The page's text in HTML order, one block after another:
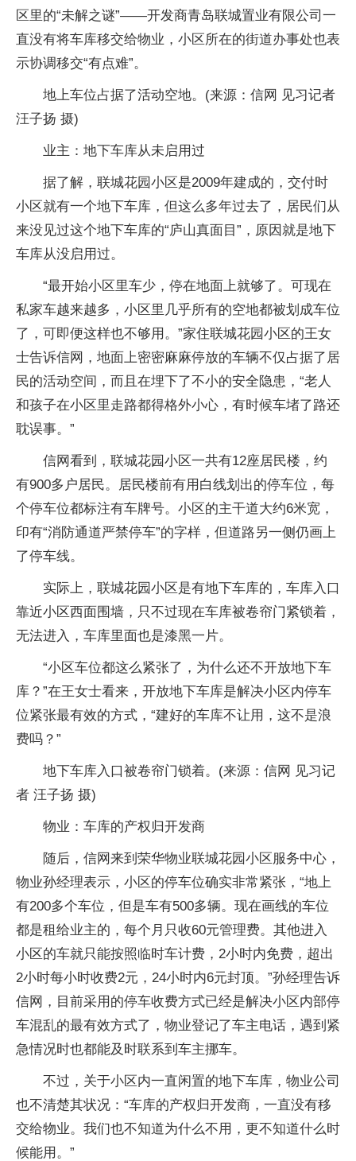
区里的“未解之谜”——开发商青岛联城置业有限公司一
直没有将车库移交给物业，小区所在的街道办事处也表
示协调移交“有点难”。
地上车位占据了活动空地。(来源：信网 见习记者
汪子扬 摄)
业主：地下车库从未启用过
据了解，联城花园小区是2009年建成的，交付时
小区就有一个地下车库，但这么多年过去了，居民们从
来没见过这个地下车库的“庐山真面目”，原因就是地下
车库从没启用过。
“最开始小区里车少，停在地面上就够了。可现在
私家车越来越多，小区里几乎所有的空地都被划成车位
了，可即便这样也不够用。”家住联城花园小区的王女
士告诉信网，地面上密密麻麻停放的车辆不仅占据了居
民的活动空间，而且在埋下了不小的安全隐患，“老人
和孩子在小区里走路都得格外小心，有时候车堵了路还
耽误事。”
信网看到，联城花园小区一共有12座居民楼，约
有900多户居民。居民楼前有用白线划出的停车位，每
个停车位都标注有车牌号。小区的主干道大约6米宽，
印有“消防通道严禁停车”的字样，但道路另一侧仍画上
了停车线。
实际上，联城花园小区是有地下车库的，车库入口
靠近小区西面围墙，只不过现在车库被卷帘门紧锁着，
无法进入，车库里面也是漆黑一片。
“小区车位都这么紧张了，为什么还不开放地下车
库？”在王女士看来，开放地下车库是解决小区内停车
位紧张最有效的方式，“建好的车库不让用，这不是浪
费吗？”
地下车库入口被卷帘门锁着。(来源：信网 见习记
者 汪子扬 摄)
物业：车库的产权归开发商
随后，信网来到荣华物业联城花园小区服务中心，
物业孙经理表示，小区的停车位确实非常紧张，“地上
有200多个车位，但是车有500多辆。现在画线的车位
都是租给业主的，每个月只收60元管理费。其他进入
小区的车就只能按照临时车计费，2小时内免费，超出
2小时每小时收费2元，24小时内6元封顶。”孙经理告诉
信网，目前采用的停车收费方式已经是解决小区内部停
车混乱的最有效方式了，物业登记了车主电话，遇到紧
急情况时也都能及时联系到车主挪车。
不过，关于小区内一直闲置的地下车库，物业公司
也不清楚其状况：“车库的产权归开发商，一直没有移
交给物业。我们也不知道为什么不用，更不知道什么时
候能用。”